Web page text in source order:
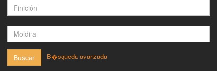
Buscar B�squeda avanzada